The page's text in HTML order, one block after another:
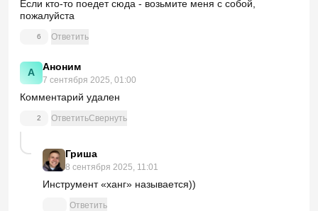
Если кто-то поедет сюда - возьмите меня с собой,
пожалуйста
6 Ответить
А Аноним
7 сентября 2025, 01:00
Комментарий удален
2 ОтветитьСвернуть
Гриша
8 сентября 2025, 11:01
Инструмент «ханг» называется))
Ответить